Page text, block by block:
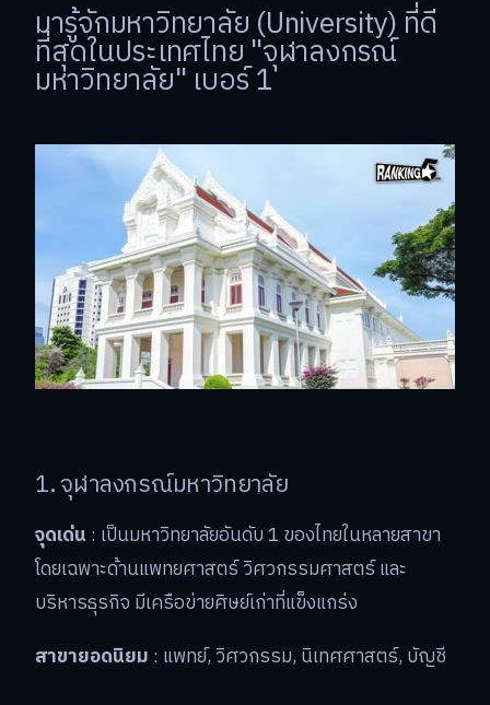
มารู้จักมหาวิทยาลัย (University) ที่ดี
ที่สุดในประเทศไทย "จุฬาลงกรณ์
มหาวิทยาลัย" เบอร์ 1
1. จุฬาลงกรณ์มหาวิทยาลัย
จุดเด่น : เป็นมหาวิทยาลัยอันดับ 1 ของไทยในหลายสาขา
โดยเฉพาะด้านแพทยศาสตร์ วิศวกรรมศาสตร์ และ
บริหารธุรกิจ มีเครือข่ายศิษย์เก่าที่แข็งแกร่ง
สาขายอดนิยม : แพทย์, วิศวกรรม, นิเทศศาสตร์, บัญชี